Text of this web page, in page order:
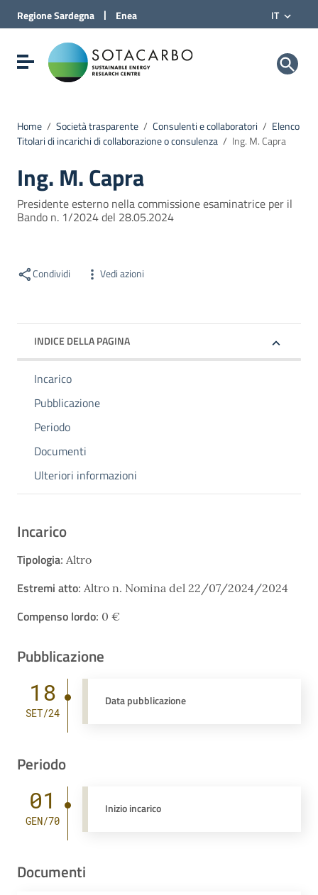
Vai al Contenuto
Vai alla navigazione del sito
Vai al Footer
RegioneSardegna | Enea IT
Visualizza/nascondi menu di navigazioneSotacarbo SpA
Home / Società trasparente / Consulenti e collaboratori / Elenco
Titolari di incarichi di collaborazione o consulenza / Ing. M. Capra
Ing. M. Capra
Presidente esterno nella commissione esaminatrice per il
Bando n. 1/2024 del 28.05.2024
Condividi Vedi azioni
INDICE DELLA PAGINA
Incarico
Pubblicazione
Periodo
Documenti
Ulteriori informazioni
Incarico
Tipologia: Altro
Estremi atto: Altro n. Nomina del 22/07/2024/2024
Compenso lordo: 0 €
Pubblicazione
18
SET/24
Data pubblicazione
Periodo
01
GEN/70
Inizio incarico
Documenti